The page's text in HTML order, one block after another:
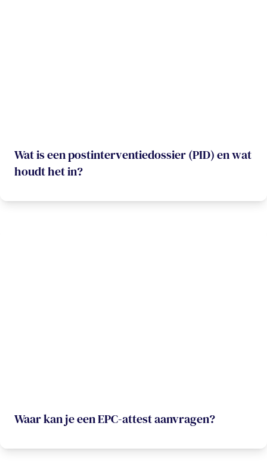
Wat is een postinterventiedossier (PID) en wat
houdt het in?
Waar kan je een EPC-attest aanvragen?